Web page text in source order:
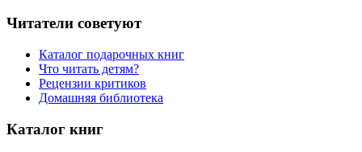
Читатели советуют
Каталог подарочных книг
Что читать детям?
Рецензии критиков
Домашняя библиотека
Каталог книг